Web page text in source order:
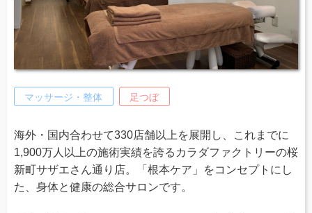
マッサージ・整体 足つぼ
海外・国内合わせて330店舗以上を展開し、これまでに
1,900万人以上の施術実績を誇るカラダファクトリーの桜
新町サザエさん通り店。「根本ケア」をコンセプトにし
た、身体と健康の総合サロンです。